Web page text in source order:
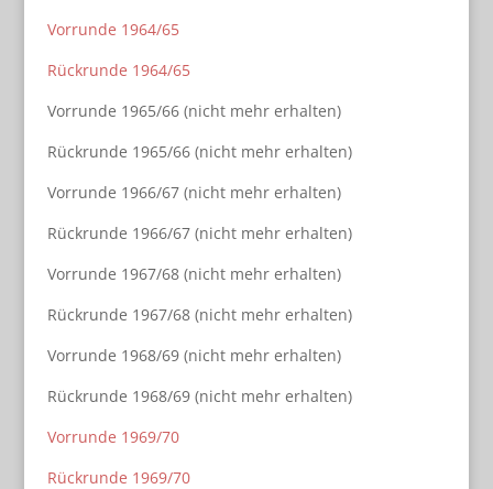
Vorrunde 1964/65
Rückrunde 1964/65
Vorrunde 1965/66 (nicht mehr erhalten)
Rückrunde 1965/66 (nicht mehr erhalten)
Vorrunde 1966/67 (nicht mehr erhalten)
Rückrunde 1966/67 (nicht mehr erhalten)
Vorrunde 1967/68 (nicht mehr erhalten)
Rückrunde 1967/68 (nicht mehr erhalten)
Vorrunde 1968/69 (nicht mehr erhalten)
Rückrunde 1968/69 (nicht mehr erhalten)
Vorrunde 1969/70
Rückrunde 1969/70